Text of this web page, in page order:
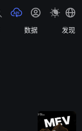
数据 发现